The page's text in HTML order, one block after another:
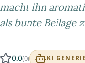
macht ihn
als bunte Beilage
0.0(0) KI